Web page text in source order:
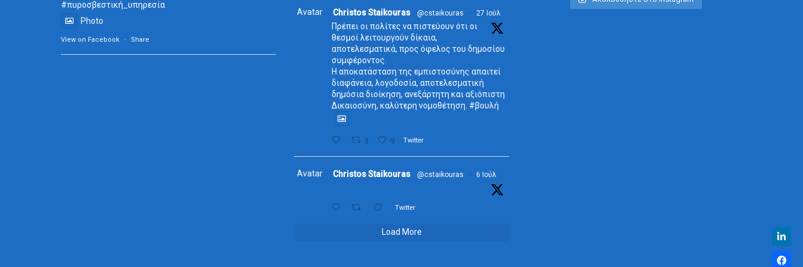
#πυροσβεστική_ υπηρεσία
Photo
View on Facebook · Share
Avatar Christos Staikouras @cstaikouras · 27 Ιούλ
Πρέπει οι πολίτες να πιστεύουν ότι οι
θεσμοί λειτουργούν δίκαια,
αποτελεσματικά, προς όφελος του δημοσίου
συμφέροντος.
Η αποκατάσταση της εμπιστοσύνης απαιτεί
διαφάνεια, λογοδοσία, αποτελεσματική
δημόσια διοίκηση, ανεξάρτητη και αξιόπιστη
Δικαιοσύνη, καλύτερη νομοθέτηση. #βουλή
3 9 Twitter
Avatar Christos Staikouras @cstaikouras · 6 Ιούλ
Twitter
Load More